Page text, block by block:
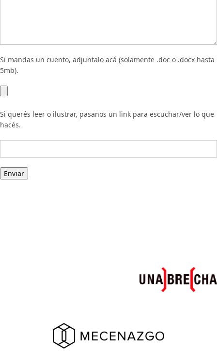
Si mandas un cuento, adjuntalo acá (solamente .doc o .docx hasta
5mb).
Si querés leer o ilustrar, pasanos un link para escuchar/ver lo que
hacés.